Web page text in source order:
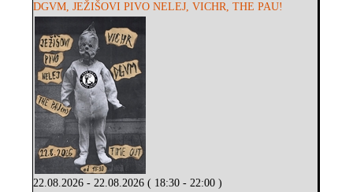
DGVM, JEŽIŠOVI PIVO NELEJ, VICHR, THE PAU!
22.08.2026 - 22.08.2026 ( 18:30 - 22:00 )